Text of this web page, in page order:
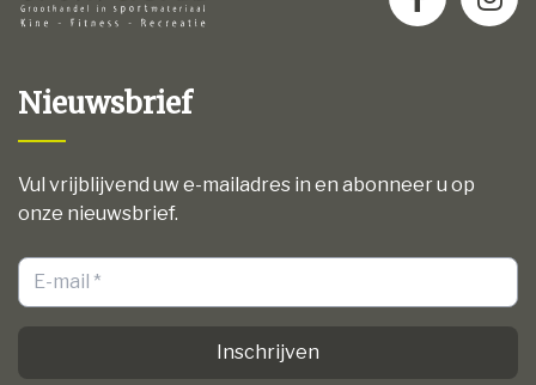
Nieuwsbrief
Vul vrijblijvend uw e-mailadres in en abonneer u op
onze nieuwsbrief.
Inschrijven